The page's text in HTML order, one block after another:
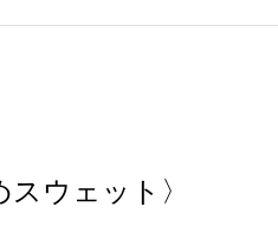
スウェット〉